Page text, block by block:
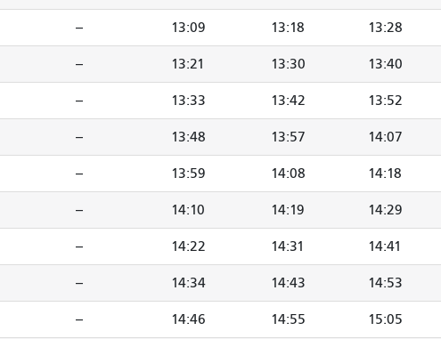
-- 13:09 13:18 13:28
-- 13:21 13:30 13:40
-- 13:33 13:42 13:52
-- 13:48 13:57 14:07
-- 13:59 14:08 14:18
-- 14:10 14:19 14:29
-- 14:22 14:31 14:41
-- 14:34 14:43 14:53
-- 14:46 14:55 15:05